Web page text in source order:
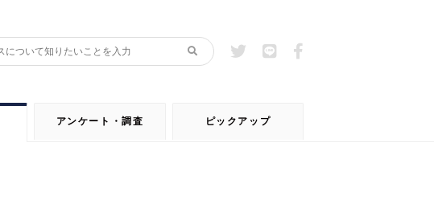
アンケート・調査 ピックアップ